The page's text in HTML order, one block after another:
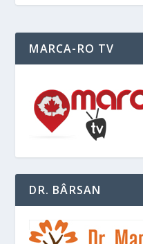
MARCA-RO TV
DR. BÂRSAN